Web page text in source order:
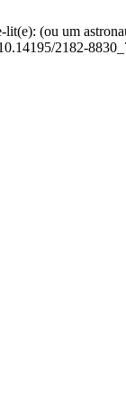
(ou um
2182-